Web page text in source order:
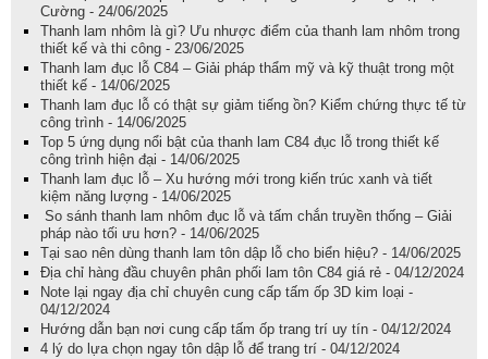
Cường - 24/06/2025
Thanh lam nhôm là gì? Ưu nhược điểm của thanh lam nhôm trong
thiết kế và thi công - 23/06/2025
Thanh lam đục lỗ C84 – Giải pháp thẩm mỹ và kỹ thuật trong một
thiết kế - 14/06/2025
Thanh lam đục lỗ có thật sự giảm tiếng ồn? Kiểm chứng thực tế từ
công trình - 14/06/2025
Top 5 ứng dụng nổi bật của thanh lam C84 đục lỗ trong thiết kế
công trình hiện đại - 14/06/2025
Thanh lam đục lỗ – Xu hướng mới trong kiến trúc xanh và tiết
kiệm năng lượng - 14/06/2025
So sánh thanh lam nhôm đục lỗ và tấm chắn truyền thống – Giải
pháp nào tối ưu hơn? - 14/06/2025
Tại sao nên dùng thanh lam tôn dập lỗ cho biển hiệu? - 14/06/2025
Địa chỉ hàng đầu chuyên phân phối lam tôn C84 giá rẻ - 04/12/2024
Note lại ngay địa chỉ chuyên cung cấp tấm ốp 3D kim loại -
04/12/2024
Hướng dẫn bạn nơi cung cấp tấm ốp trang trí uy tín - 04/12/2024
4 lý do lựa chọn ngay tôn dập lỗ để trang trí - 04/12/2024